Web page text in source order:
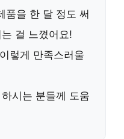
품을 한 달 정도 써
걸 느꼈어요!
렇게 만족스러울
시는 분들께 도움